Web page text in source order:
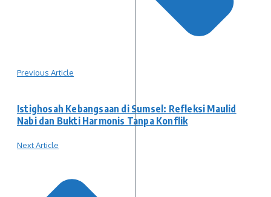
Previous Article
Istighosah Kebangsaan di Sumsel: Refleksi Maulid
Nabi dan Bukti Harmonis Tanpa Konflik
Next Article